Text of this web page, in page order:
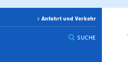
Anfahrt und Verkehr
SUCHE